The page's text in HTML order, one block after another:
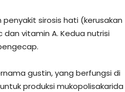
sirosis hati (kerusakan
vitamin A. Kedua nutrisi
gustin, yang berfungsi di
produksi mukopolisakarida